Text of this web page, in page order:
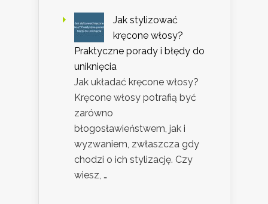
Jak stylizować
kręcone włosy?
Praktyczne porady i błędy do
uniknięcia
Jak układać kręcone włosy?
Kręcone włosy potrafią być
zarówno
błogosławieństwem, jak i
wyzwaniem, zwłaszcza gdy
chodzi o ich stylizację. Czy
wiesz, …